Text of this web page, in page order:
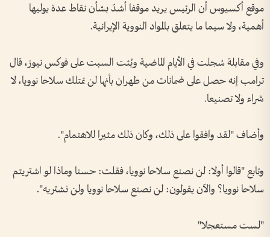
موقع أكسيوس أن الرئيس يريد موقفا أشدّ بشأن نقاط عدة يوليها
أهمية، ولا سيما ما يتعلق بالمواد النووية الإيرانية.
وفي مقابلة سُجلت في الأيام الماضية وبُثت السبت على فوكس نيوز، قال
ترامب إنه حصل على ضمانات من طهران بأنها لن تمتلك سلاحا نوويا، لا
شراء ولا تصنيعا.
وأضاف "لقد وافقوا على ذلك، وكان ذلك مثيرا للاهتمام".
وتابع "قالوا أولا: لن نصنع سلاحا نوويا، فقلت: حسنا وماذا لو اشتريتم
سلاحا نوويا؟ والآن يقولون: لن نصنع سلاحا نوويا ولن نشتريه".
"لست مستعجلا"